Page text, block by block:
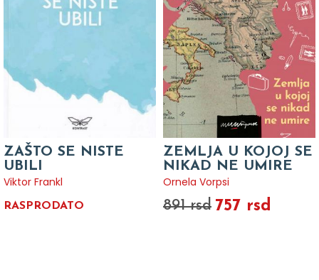
ZAŠTO SE NISTE
UBILI
Viktor Frankl
RASPRODATO
ZEMLJA U KOJOJ SE
NIKAD NE UMIRE
Ornela Vorpsi
891 rsd 757 rsd